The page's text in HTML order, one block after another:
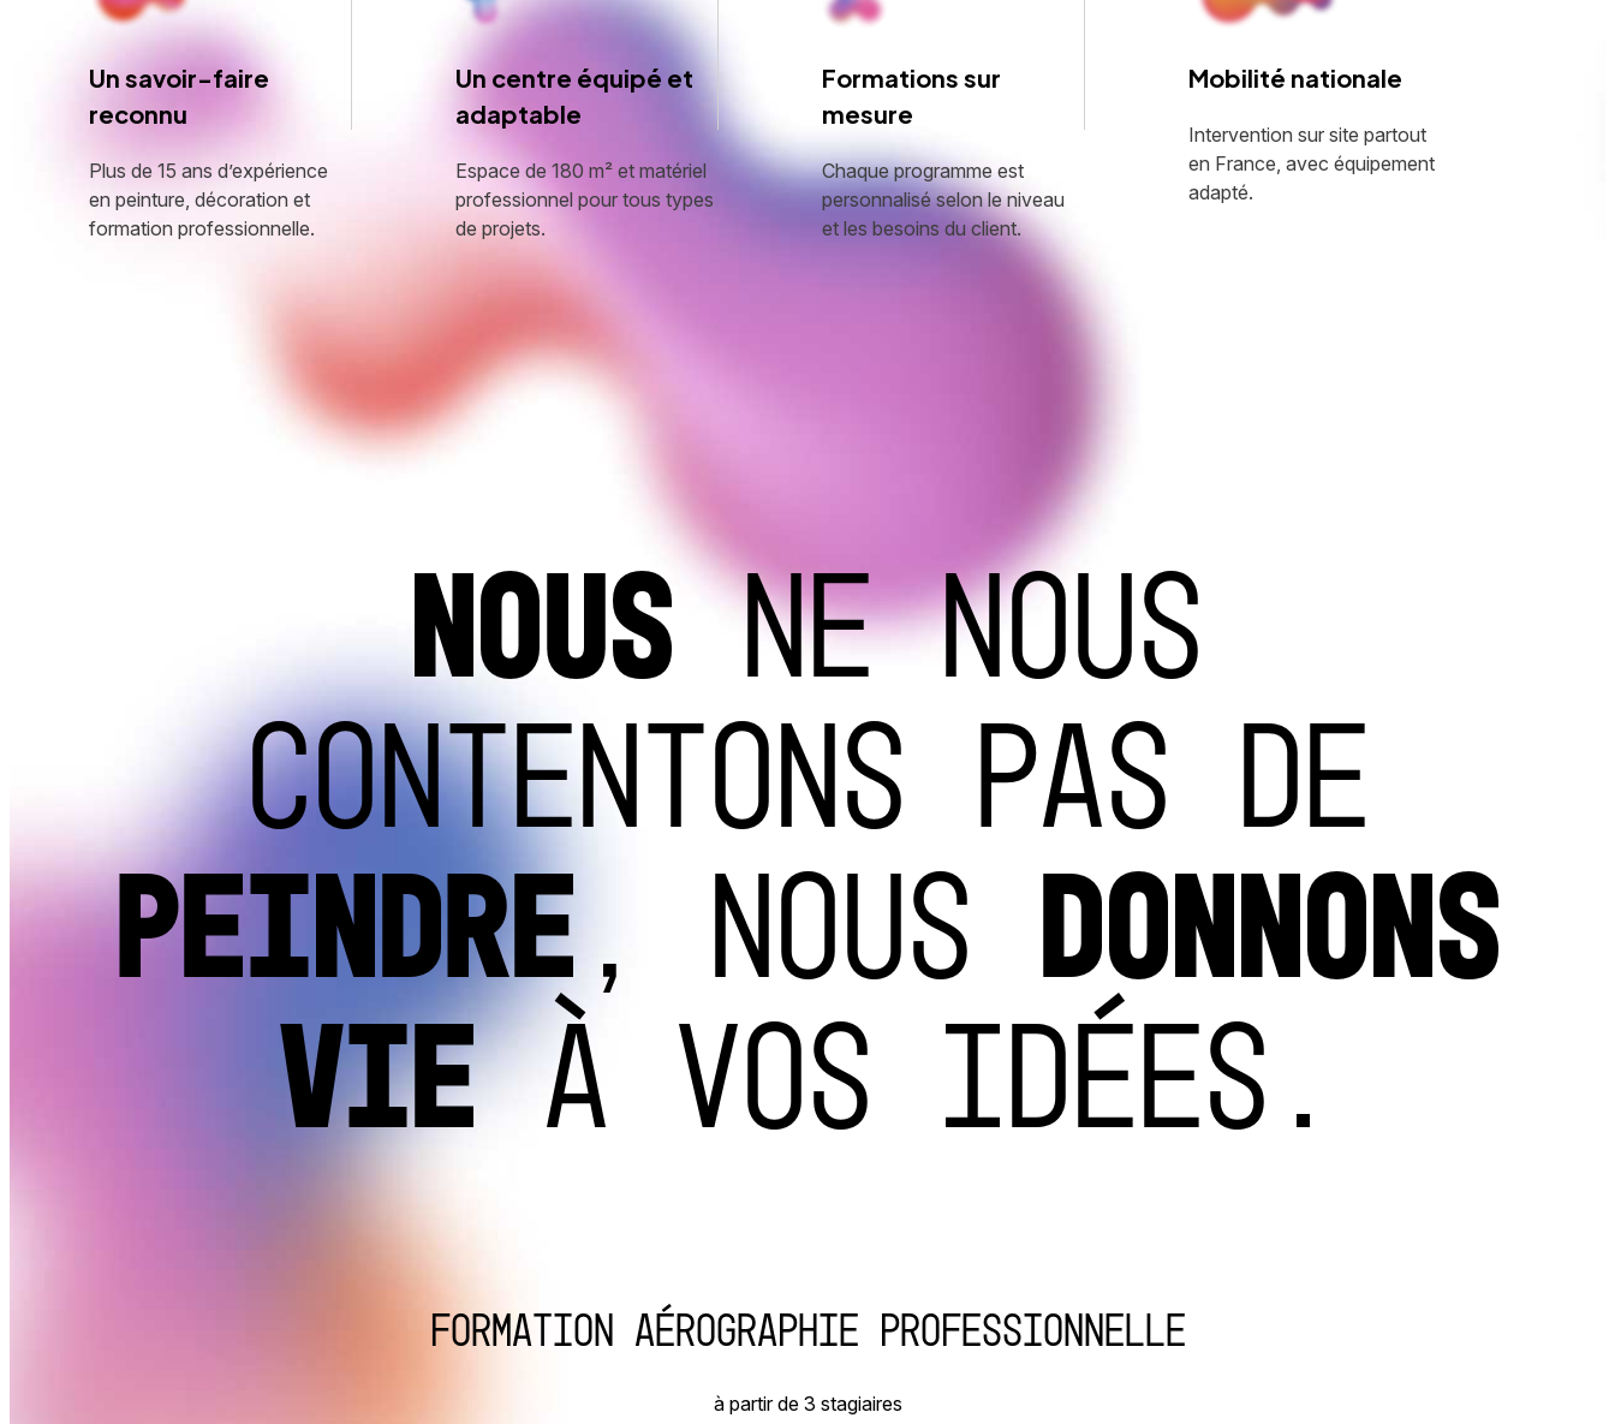
Un savoir-faire
reconnu
Plus de 15 ans d’expérience
en peinture, décoration et
formation professionnelle.
Un centre équipé et
adaptable
Espace de 180 m² et matériel
professionnel pour tous types
de projets.
Formations sur
mesure
Chaque programme est
personnalisé selon le niveau
et les besoins du client.
Mobilité nationale
Intervention sur site partout
en France, avec équipement
adapté.
NOUSNE NOUS
CONTENTONS PAS DE
PEINDRE, NOUS DONNONS
VIEÀ VOS IDÉES.
Formation Aérographie professionnelle
à partir de 3 stagiaires